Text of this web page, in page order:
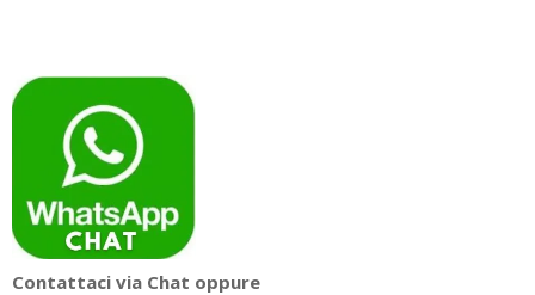
Contattaci via Chat oppure